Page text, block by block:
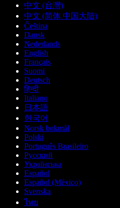
中文 (台灣)
中文 (简体 中国大陆)
Čeština
Dansk
Nederlands
English
Français
Suomi
Deutsch
हिन्दी
Italiano
日本語
한국어
Norsk bokmål
Polski
Português Brasileiro
Русский
Українська
Español
Español (México)
Svenska
ไทย